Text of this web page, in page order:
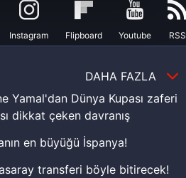
sunulması
ve sizlere yönelik
detaylı bilgi için Ayarlar
ve sitemizde ilgili
Instagram Flipboard Youtube RSS
DAHA FAZLA
Yamal'dan Dünya Kupası zaferi
dikkat çeken davranış
en büyüğü İspanya!
transferi böyle bitirecek!